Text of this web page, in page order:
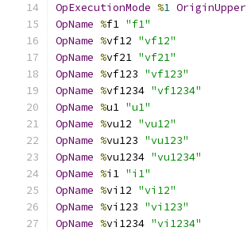
OpExecutionMode %1
OpName %f1 "f1"
OpName %vf12 "vf12"
OpName %vf21 "vf21"
OpName %vf123 "vf123"
OpName %vf1234 "vf1234"
OpName %u1 "u1"
OpName %vu12 "vu12"
OpName %vu123 "vu123"
OpName %vu1234 "vu1234"
OpName %i1 "i1"
OpName %vi12 "vi12"
OpName %vi123 "vi123"
OpName %vi1234 "vi1234"